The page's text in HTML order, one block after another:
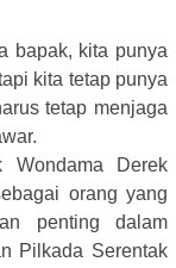
bapak, kita punya
kita tetap punya
tetap menjaga
Wondama Derek
orang yang
penting dalam
Pilkada Serentak